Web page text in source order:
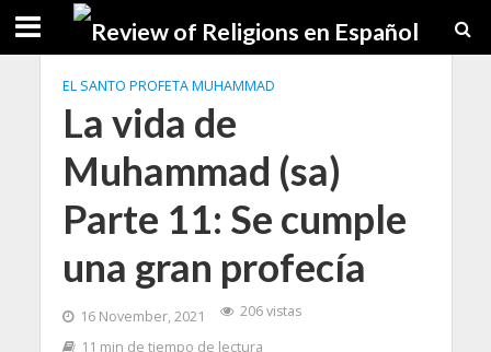
EL SANTO PROFETA MUHAMMAD
La vida de
Muhammad (sa)
Parte 11: Se cumple
una gran profecía
16 November, 2021
206 vistas
11 min de tiempo de lectura